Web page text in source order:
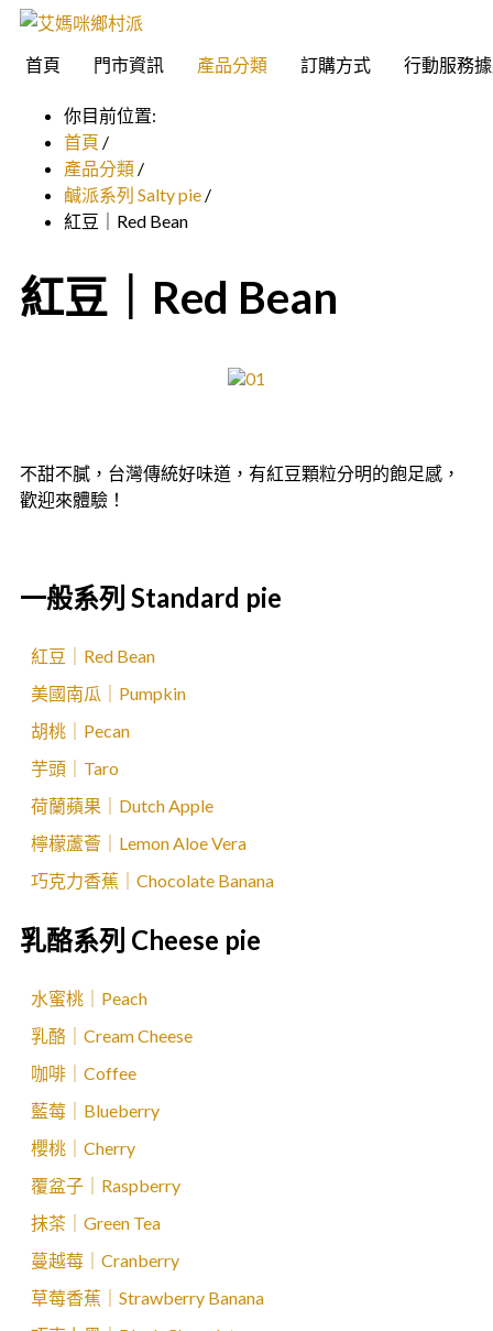
首頁 門市資訊 產品分類 訂購方式 行動服務
你目前位置:
首頁 /
產品分類 /
鹹派系列 Salty pie /
紅豆｜Red Bean
紅豆｜Red Bean
不甜不膩，台灣傳統好味道，有紅豆顆粒分明的飽足感，
歡迎來體驗！
一般系列 Standard pie
紅豆｜Red Bean
美國南瓜｜Pumpkin
胡桃｜Pecan
芋頭｜Taro
荷蘭蘋果｜Dutch Apple
檸檬蘆薈｜Lemon Aloe Vera
巧克力香蕉｜Chocolate Banana
乳酪系列 Cheese pie
水蜜桃｜Peach
乳酪｜Cream Cheese
咖啡｜Coffee
藍莓｜Blueberry
櫻桃｜Cherry
覆盆子｜Raspberry
抹茶｜Green Tea
蔓越莓｜Cranberry
草莓香蕉｜Strawberry Banana